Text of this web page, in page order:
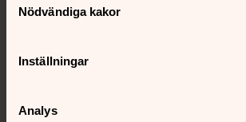
Nödvändiga kakor
Inställningar
Analys